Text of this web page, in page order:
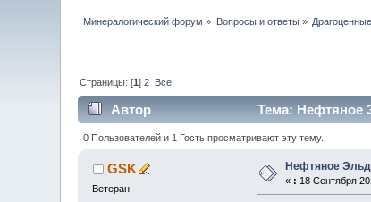
Минералогический форум » Вопросы и ответы»
Страницы: [1]2 Все
Автор Тема: Нефтяное
0 Пользователей и 1 Гость просматривают эту тему.
GSK
Ветеран
Нефтяное
« : 18 Сентября